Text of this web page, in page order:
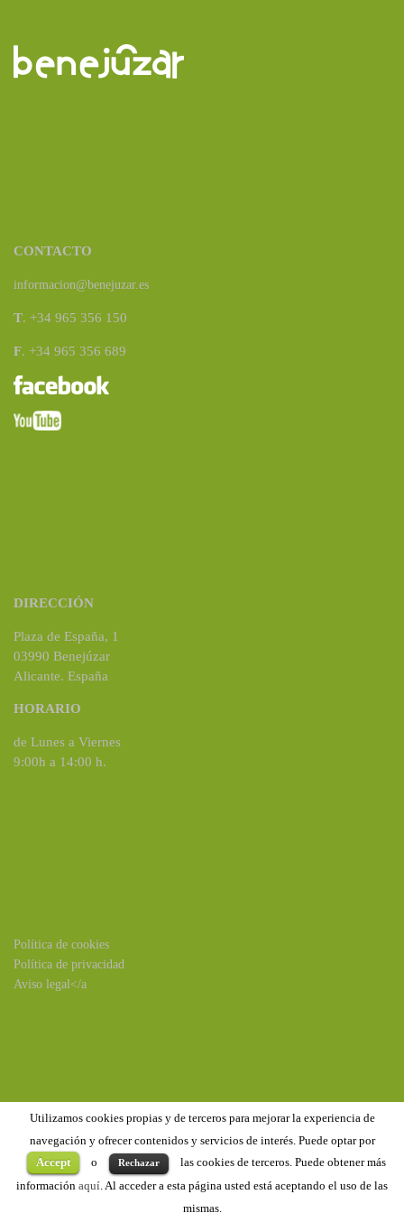
Utilizamos cookies propias y de terceros para mejorar la experiencia de
navegación y ofrecer contenidos y servicios de interés. Puede optar por
Accept
o Rechazar
las cookies de terceros. Puede obtener más
información aquí. Al acceder a esta página usted está aceptando el uso de las
mismas.
CONTACTO
informacion@benejuzar.es
T. +34 965 356 150
F. +34 965 356 689
DIRECCIÓN
Plaza de España, 1
03990 Benejúzar
Alicante. España
HORARIO
de Lunes a Viernes
9:00h a 14:00 h.
Política de cookies
Política de privacidad
Aviso legal</a
Copyright ©2020Benejúzar